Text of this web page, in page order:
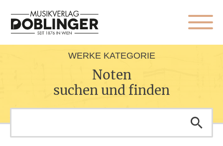
WERKE KATEGORIE
Noten
suchen und finden